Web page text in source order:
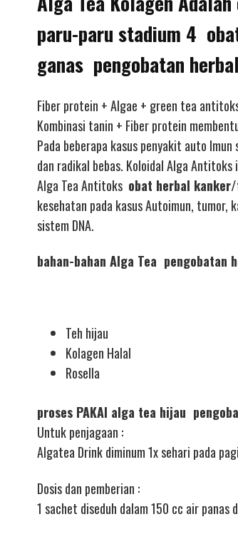
paru-paru stadium 4
ganas pengobatan
Fiber protein + Algae + green tea
Kombinasi tanin + Fiber protein
Pada beberapa kasus penyakit auto
dan radikal bebas. Koloidal Alga
Alga Tea Antitoks obat herbal
kesehatan pada kasus Autoimun, tumor,
sistem DNA.
bahan-bahan Alga Tea pengobatan
Teh hijau
Kolagen Halal
Rosella
proses PAKAI alga tea hijau
Untuk penjagaan :
Algatea Drink diminum 1x sehari pada
Dosis dan pemberian :
1 sachet diseduh dalam 150 cc air panas